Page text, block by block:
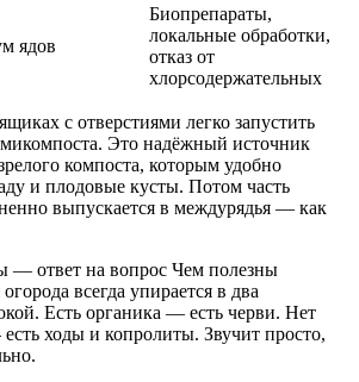
ядов
Биопрепараты,
локальные обработки,
отказ от
хлорсодержательных
с отверстиями легко запустить
Это надёжный источник
компоста, которым удобно
и плодовые кусты. Потом часть
выпускается в междурядья — как
— ответ на вопрос Чем полезны
всегда упирается в два
Есть органика — есть черви. Нет
ходы и копролиты. Звучит просто,